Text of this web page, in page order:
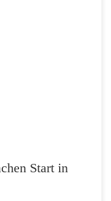
Start in